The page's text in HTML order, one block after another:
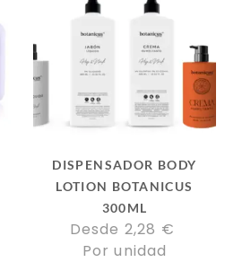
DISPENSADOR BODY
LOTION BOTANICUS
300ML
Desde 2,28 €
Por unidad